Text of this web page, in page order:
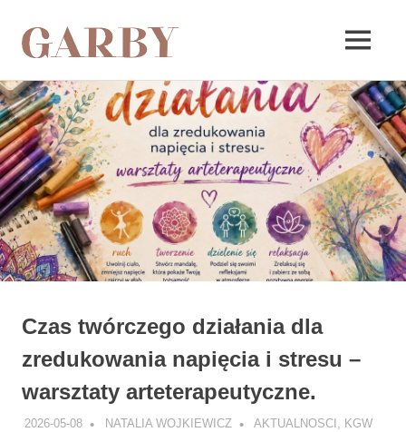
Skip
to
content
MENU
Czas twórczego działania dla
zredukowania napięcia i stresu –
warsztaty arteterapeutyczne.
2026-05-08 NATALIA WOJKIEWICZ AKTUALNOSCI
KGW